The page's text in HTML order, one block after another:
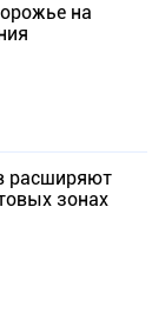
на
расширяют
зонах